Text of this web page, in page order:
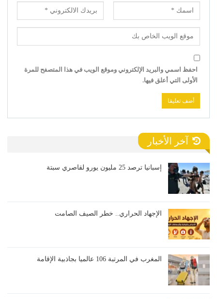
احفظ اسمي والبريد الإلكتروني وموقع الويب في هذا المتصفح للمرة
الأولى التي أعلق فيها.
آخر الأخبار
إسبانيا ترصد 25 مليون يورو لقاصري سبتة
الإجهاد الحراري.. خطر الصيف الصامت
المغرب في المرتبة 106 عالميا بجاذبية الإقامة